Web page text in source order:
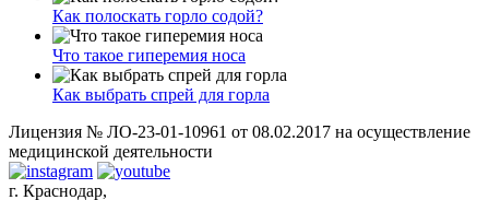
Как полоскать горло содой?
Что такое гиперемия носа
Как выбрать спрей для горла
Лицензия № ЛО-23-01-10961 от 08.02.2017 на осуществление
медицинской деятельности
г. Краснодар,